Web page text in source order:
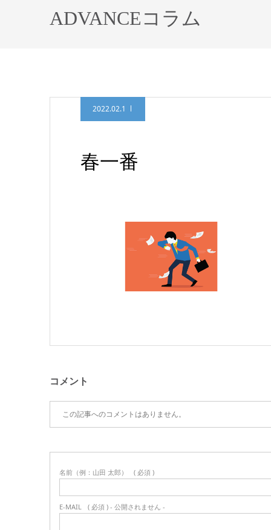
ADVANCEコラム
2022.02.1
春一番
コメント
この記事へのコメントはありません。
名前（例：山田 太郎） ( 必須 )
E-MAIL ( 必須 ) - 公開されません -